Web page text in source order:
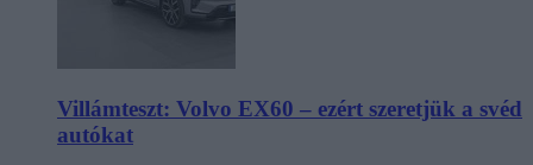
Villámteszt: Volvo EX60 – ezért szeretjük a svéd
autókat